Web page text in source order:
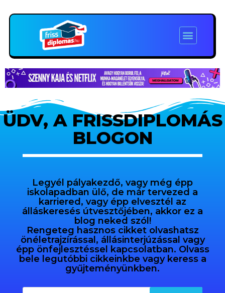
ÜDV, A FRISSDIPLOMÁS
BLOGON
Legyél pályakezdő, vagy még épp
iskolapadban ülő, de már tervezed a
karriered, vagy épp elvesztél az
álláskeresés útvesztőjében, akkor ez a
blog neked szól!
Rengeteg hasznos cikket olvashatsz
önéletrajzírással, állásinterjúzással vagy
épp önfejlesztéssel kapcsolatban. Olvass
bele legutóbbi cikkeinkbe vagy keress a
gyűjteményünkben.